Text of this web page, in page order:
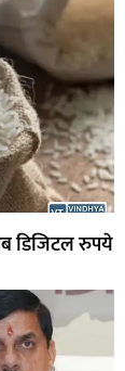
डिजिटल रुपये